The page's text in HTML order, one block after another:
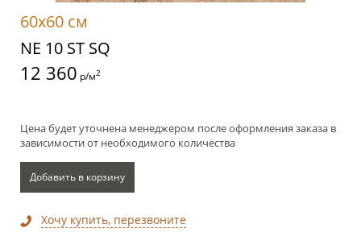
60x60 см
NE 10 ST SQ
12 360 р/м2
Цена будет уточнена менеджером после оформления заказа в
зависимости от необходимого количества
Добавить в корзину
Хочу купить, перезвоните